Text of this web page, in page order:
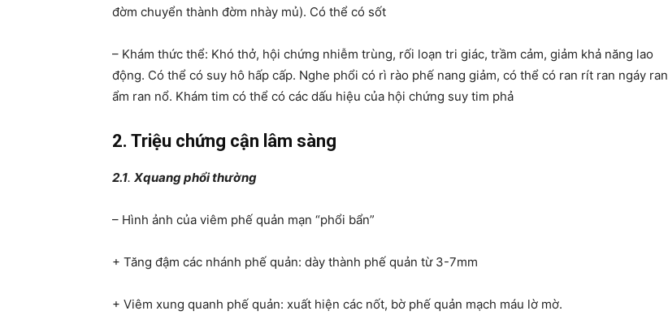
đờm chuyển thành đờm nhày mủ). Có thể có sốt
– Khám thức thể: Khó thở, hội chứng nhiễm trùng, rối loạn tri giác, trầm cảm, giảm khả năng lao
động. Có thể có suy hô hấp cấp. Nghe phổi có rì rào phế nang giảm, có thể có ran rít ran ngáy ran
ẩm ran nổ. Khám tim có thể có các dấu hiệu của hội chứng suy tim phả
2. Triệu chứng cận lâm sàng
2.1. Xquang phổi thường
– Hình ảnh của viêm phế quản mạn “phổi bẩn”
+ Tăng đậm các nhánh phế quản: dày thành phế quản từ 3-7mm
+ Viêm xung quanh phế quản: xuất hiện các nốt, bờ phế quản mạch máu lờ mờ.